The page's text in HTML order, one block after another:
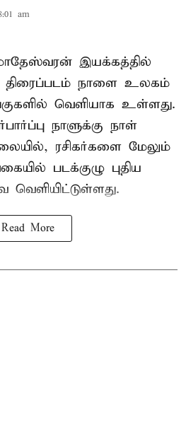
am
இயக்கத்தில்
திரைப்படம் நாளை உலகம்
வெளியாக உள்ளது.
நாளுக்கு நாள்
ரசிகர்களை மேலும்
படக்குழு புதிய
Read More